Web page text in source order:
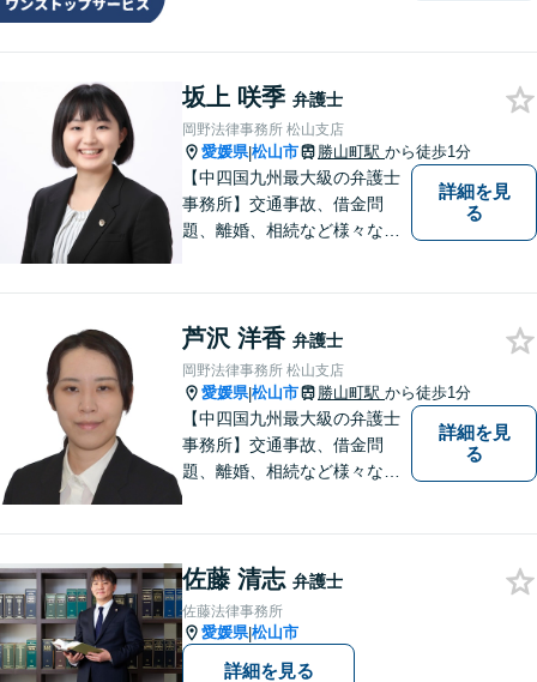
せください。
坂上 咲季 弁護士
岡野法律事務所 松山支店
愛媛県|松山市 勝山町駅 から徒歩1分
【中四国九州最大級の弁護士
事務所】交通事故、借金問
題、離婚、相続など様々な問
い！
詳細を見
る
芦沢 洋香 弁護士
岡野法律事務所 松山支店
愛媛県|松山市 勝山町駅 から徒歩1分
【中四国九州最大級の弁護士
事務所】交通事故、借金問
題、離婚、相続など様々な問
い！
詳細を見
る
佐藤 清志 弁護士
佐藤法律事務所
愛媛県|松山市
詳細を見る